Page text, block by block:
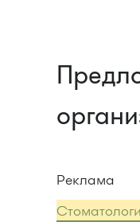
Реклама